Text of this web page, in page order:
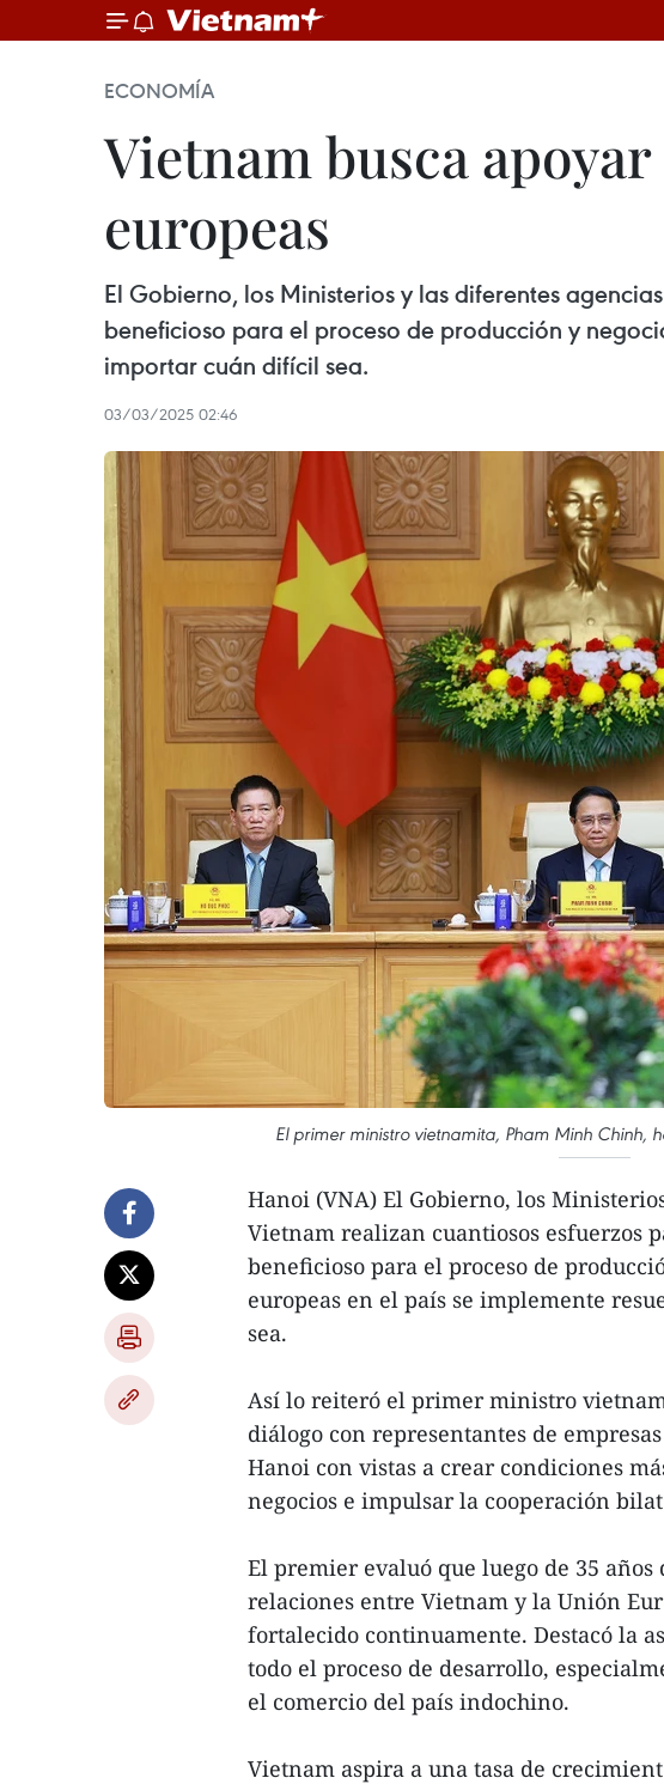
ECONOMÍA
Vietnam busca
europeas
El Gobierno, los Ministerios y las diferentes
beneficioso para el proceso de producción y
importar cuán difícil sea.
03/03/2025 02:46
El primer ministro vietnamita, Pham Minh Chinh,
Hanoi (VNA) El Gobierno, los
Vietnam realizan cuantiosos esfuerzos
beneficioso para el proceso de
europeas en el país se implemente
sea.
Así lo reiteró el primer ministro
diálogo con representantes de
Hanoi con vistas a crear condiciones
negocios e impulsar la cooperación
El premier evaluó que luego de 35
relaciones entre Vietnam y la Unión
fortalecido continuamente. Destacó la
todo el proceso de desarrollo,
el comercio del país indochino.
Vietnam aspira a una tasa de